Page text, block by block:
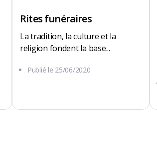
Rites funéraires
La tradition, la culture et la
religion fondent la base...
Publié le 25/06/2020